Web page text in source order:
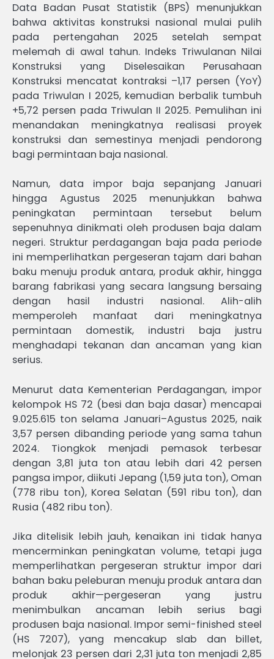
Data Badan Pusat Statistik (BPS) menunjukkan
bahwa aktivitas konstruksi nasional mulai pulih
pada pertengahan 2025 setelah sempat
melemah di awal tahun. Indeks Triwulanan Nilai
Konstruksi yang Diselesaikan Perusahaan
Konstruksi mencatat kontraksi –1,17 persen (YoY)
pada Triwulan I 2025, kemudian berbalik tumbuh
+5,72 persen pada Triwulan II 2025. Pemulihan ini
menandakan meningkatnya realisasi proyek
konstruksi dan semestinya menjadi pendorong
bagi permintaan baja nasional.
Namun, data impor baja sepanjang Januari
hingga Agustus 2025 menunjukkan bahwa
peningkatan permintaan tersebut belum
sepenuhnya dinikmati oleh produsen baja dalam
negeri. Struktur perdagangan baja pada periode
ini memperlihatkan pergeseran tajam dari bahan
baku menuju produk antara, produk akhir, hingga
barang fabrikasi yang secara langsung bersaing
dengan hasil industri nasional. Alih-alih
memperoleh manfaat dari meningkatnya
permintaan domestik, industri baja justru
menghadapi tekanan dan ancaman yang kian
serius.
Menurut data Kementerian Perdagangan, impor
kelompok HS 72 (besi dan baja dasar) mencapai
9.025.615 ton selama Januari–Agustus 2025, naik
3,57 persen dibanding periode yang sama tahun
2024. Tiongkok menjadi pemasok terbesar
dengan 3,81 juta ton atau lebih dari 42 persen
pangsa impor, diikuti Jepang (1,59 juta ton), Oman
(778 ribu ton), Korea Selatan (591 ribu ton), dan
Rusia (482 ribu ton).
Jika ditelisik lebih jauh, kenaikan ini tidak hanya
mencerminkan peningkatan volume, tetapi juga
memperlihatkan pergeseran struktur impor dari
bahan baku peleburan menuju produk antara dan
produk akhir—pergeseran yang justru
menimbulkan ancaman lebih serius bagi
produsen baja nasional. Impor semi-finished steel
(HS 7207), yang mencakup slab dan billet,
melonjak 23 persen dari 2,31 juta ton menjadi 2,85